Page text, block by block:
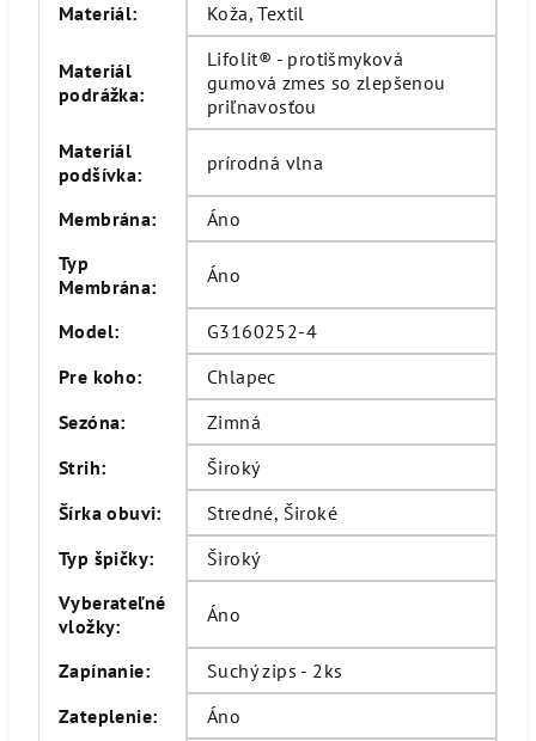
Materiál: Koža, Textil
Materiál
podrážka:
Lifolit® - protišmyková
gumová zmes so zlepšenou
priľnavosťou
Materiál
podšívka: prírodná vlna
Membrána:
Áno
Typ
Membrána: Áno
Model:
G3160252-4
Pre koho:
Chlapec
Sezóna:
Zimná
Strih:
Široký
Šírka obuvi:
Stredné, Široké
Typ špičky:
Široký
Vyberateľné
vložky: Áno
Zapínanie:
Suchý zips - 2ks
Zateplenie:
Áno